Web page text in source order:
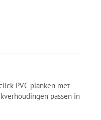
PVC planken met
passen in